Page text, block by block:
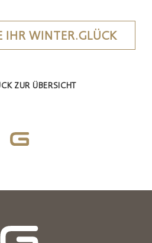
IHR WINTER.GLÜCK
ZUR ÜBERSICHT